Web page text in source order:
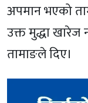
अपमान भएको
उक्त मुद्धा खारेज
तामाङले दिए।